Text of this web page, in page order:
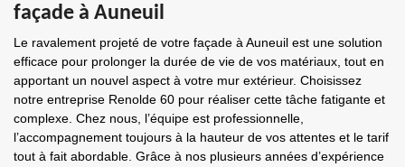
façade à Auneuil
Le ravalement projeté de votre façade à Auneuil est une solution
efficace pour prolonger la durée de vie de vos matériaux, tout en
apportant un nouvel aspect à votre mur extérieur. Choisissez
notre entreprise Renolde 60 pour réaliser cette tâche fatigante et
complexe. Chez nous, l’équipe est professionnelle,
l’accompagnement toujours à la hauteur de vos attentes et le tarif
tout à fait abordable. Grâce à nos plusieurs années d’expérience